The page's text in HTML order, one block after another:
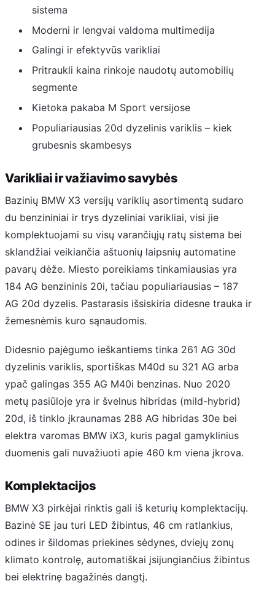
sistema
Moderni ir lengvai valdoma multimedija
Galingi ir efektyvūs varikliai
Pritraukli kaina rinkoje naudotų automobilių
segmente
Kietoka pakaba M Sport versijose
Populiariausias 20d dyzelinis variklis – kiek
grubesnis skambesys
Varikliai ir važiavimo savybės
Bazinių BMW X3 versijų variklių asortimentą sudaro
du benzininiai ir trys dyzeliniai varikliai, visi jie
komplektuojami su visų varančiųjų ratų sistema bei
sklandžiai veikiančia aštuonių laipsnių automatine
pavarų dėže. Miesto poreikiams tinkamiausias yra
184 AG benzininis 20i, tačiau populiariausias – 187
AG 20d dyzelis. Pastarasis išsiskiria didesne trauka ir
žemesnėmis kuro sąnaudomis.
Didesnio pajėgumo ieškantiems tinka 261 AG 30d
dyzelinis variklis, sportiškas M40d su 321 AG arba
ypač galingas 355 AG M40i benzinas. Nuo 2020
metų pasiūloje yra ir švelnus hibridas (mild-hybrid)
20d, iš tinklo įkraunamas 288 AG hibridas 30e bei
elektra varomas BMW iX3, kuris pagal gamyklinius
duomenis gali nuvažiuoti apie 460 km viena įkrova.
Komplektacijos
BMW X3 pirkėjai rinktis gali iš keturių komplektacijų.
Bazinė SE jau turi LED žibintus, 46 cm ratlankius,
odines ir šildomas priekines sėdynes, dviejų zonų
klimato kontrolę, automatiškai įsijungiančius žibintus
bei elektrinę bagažinės dangtį.